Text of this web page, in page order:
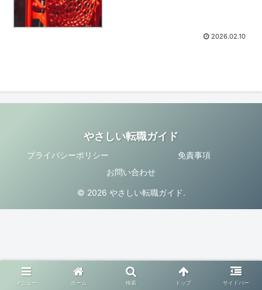
2026.02.10
やさしい転職ガイド
プライバシーポリシー
免責事項
お問い合わせ
© 2026 やさしい転職ガイド.
メニュー ホーム 検索 トップ サイドバー